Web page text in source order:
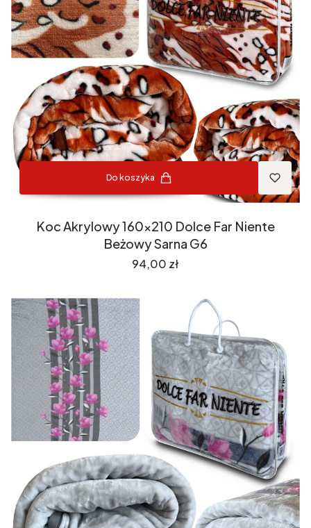
Do koszyka
Koc Akrylowy 160x210 Dolce Far Niente
Beżowy Sarna G6
Cena
94,00 zł